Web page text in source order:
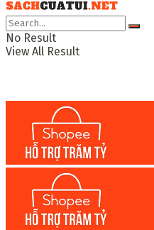
No Result
View All Result